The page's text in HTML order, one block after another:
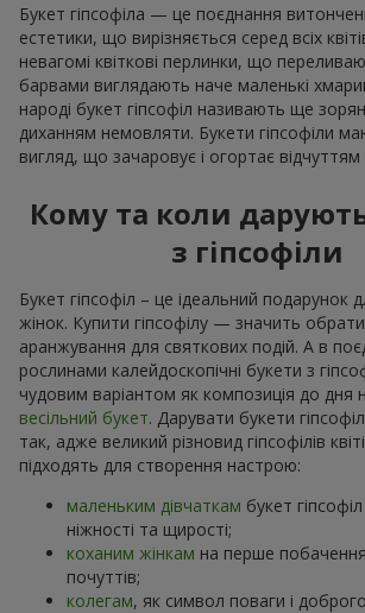
Букет гіпсофіла — це поєднання
естетики, що вирізняється серед всіх
невагомі квіткові перлинки, що
барвами виглядають наче маленькі
народі букет гіпсофіл називають ще
диханням немовляти. Букети гіпсофіли
вигляд, що зачаровує і огортає відчуттям
Кому та коли
з гіпсофіли
Букет гіпсофіл – це ідеальний подарунок
жінок. Купити гіпсофілу — значить
аранжування для святкових подій. А в
рослинами калейдоскопічні букети з
чудовим варіантом як композиція до
весільний букет. Дарувати букети
так, адже великий різновид гіпсофілів
підходять для створення настрою:
маленьким дівчаткам букет
ніжності та щирості;
коханим жінкам на перше
почуттів;
колегам, як символ поваги і